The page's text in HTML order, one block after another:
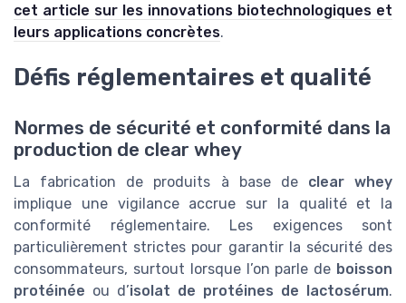
cet article sur les innovations biotechnologiques et
leurs applications concrètes.
Défis réglementaires et qualité
Normes de sécurité et conformité dans la
production de clear whey
La fabrication de produits à base de clear whey
implique une vigilance accrue sur la qualité et la
conformité réglementaire. Les exigences sont
particulièrement strictes pour garantir la sécurité des
consommateurs, surtout lorsque l’on parle de boisson
protéinée ou d’isolat de protéines de lactosérum.